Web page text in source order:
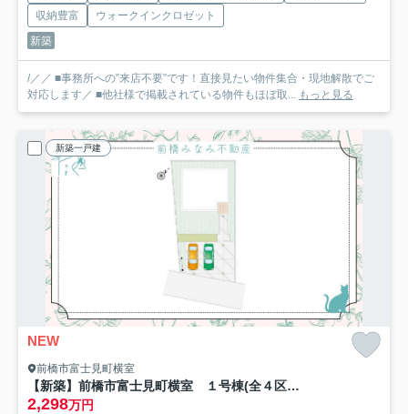
収納豊富
ウォークインクロゼット
新築
/／／ ■事務所への”来店不要”です！直接見たい物件集合・現地解散でご
対応します／ ■他社様で掲載されている物件もほぼ取... もっと見る
新築一戸建
NEW
前橋市富士見町横室
【新築】前橋市富士見町横室 １号棟(全４区画) 新築建売分譲
2,298万円